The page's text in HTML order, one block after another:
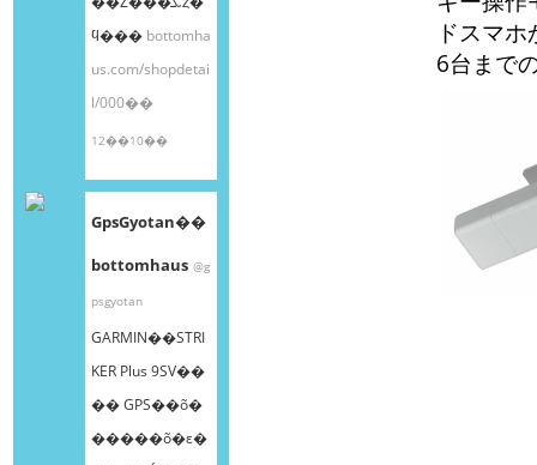
ϥ��� bottomha
us.com/shopdetai
l/000��
12��10��
GpsGyotan��
bottomhaus @g
psgyotan
GARMIN��STRI
KER Plus 9SV��
�� GPS��õ�
�����õ�ε�
ドスマ
6台まで